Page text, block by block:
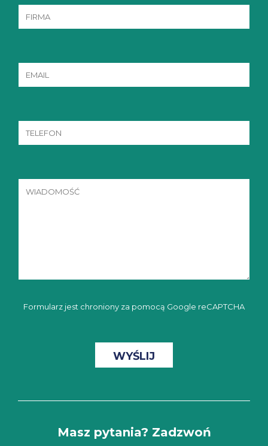
Formularz jest chroniony za pomocą Google reCAPTCHA
Masz pytania? Zadzwoń